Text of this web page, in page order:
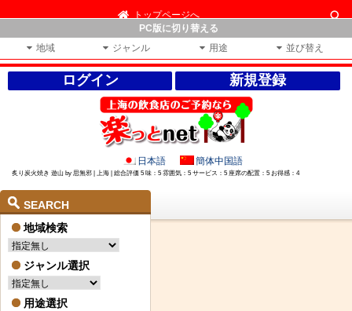
トップページへ
PC版に切り替える
地域
ジャンル 用途 並び替え
ログイン 新規登録
日本語 簡体中国語
炙り炭火焼き 遊山 by 思無邪 | 上海 | 総合評価 5 味：5 雰囲気：5 サービス：5 座席の配置：5 お得感：4
SEARCH
地域検索
ジャンル選択
用途選択